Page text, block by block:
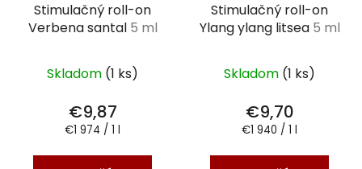
Stimulačný roll-on
Verbena santal 5 ml
Skladom (1 ks)
€9,87
Jednotková
€1 974 / 1 l
Stimulačný roll-on
Ylang ylang litsea 5 ml
Skladom (1 ks)
€9,70
Jednotková
€1 940 / 1 l